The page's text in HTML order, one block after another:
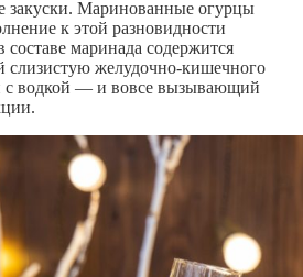
закуски. Маринованные огурцы
к этой разновидности
составе маринада содержится
слизистую желудочно-кишечного
с водкой — и вовсе вызывающий